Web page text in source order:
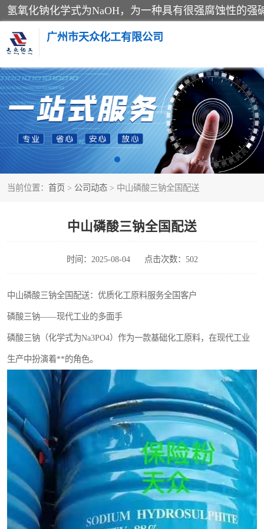
广州市天众化工有限公司
当前位置： 首页 > 公司动态 > 中山磷酸三钠全国配送
中山磷酸三钠全国配送
时间：2025-08-04 点击次数：502
中山磷酸三钠全国配送：优质化工原料服务全国客户
磷酸三钠——现代工业的多面手
磷酸三钠（化学式为Na3PO4）作为一款基础化工原料，在现代工业
生产中扮演着**的角色。
亚硝酸钠
纯碱
草酸
聚合氯化铝
氯酸钠
磷酸氢二钾
保险粉
过硫酸钠
尿素
聚合硫酸铁
大苏打